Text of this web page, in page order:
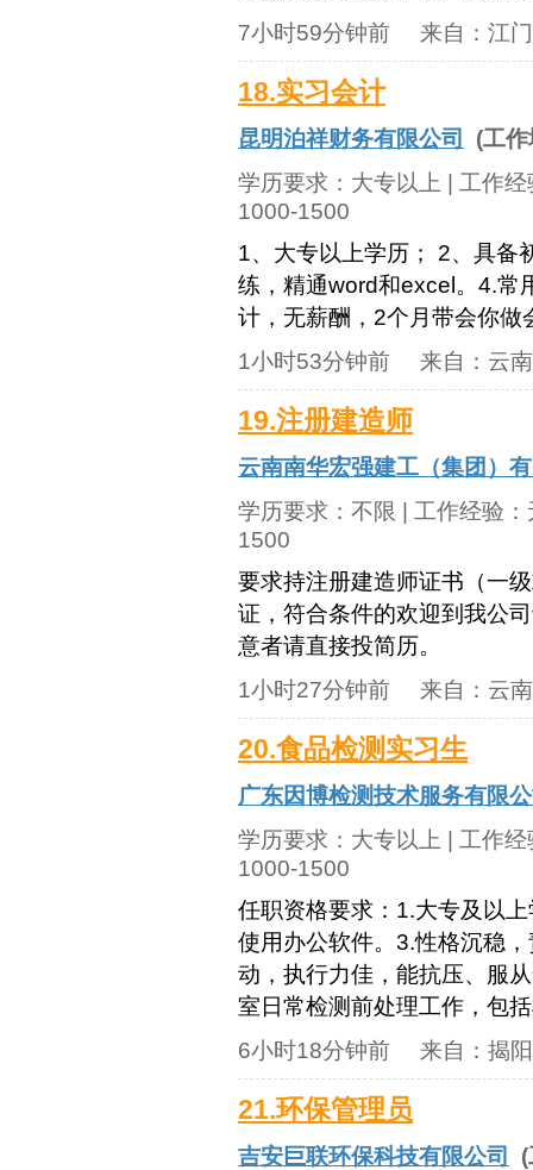
7小时59分钟前 来自： 江
18.实习会计
昆明泊祥财务有限公司
(工
学历要求： 大专以上 | 工作
1000-1500
1、大专以上学历； 2、具备
练，精通word和excel。4.常
计，无薪酬，2个月带会你做
1小时53分钟前 来自： 云
19.注册建造师
云南南华宏强建工（集团）
学历要求： 不限 | 工作经验：
1500
要求持注册建造师证书（一
证，符合条件的欢迎到我公
意者请直接投简历。
1小时27分钟前 来自： 云
20.食品检测实习生
广东因博检测技术服务有限
学历要求： 大专以上 | 工作
1000-1500
任职资格要求：1.大专及以
使用办公软件。3.性格沉稳
动，执行力佳，能抗压、服
室日常检测前处理工作，包
6小时18分钟前 来自： 揭
21.环保管理员
吉安巨联环保科技有限公司